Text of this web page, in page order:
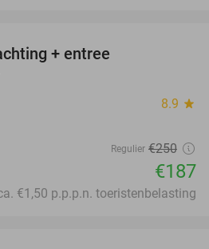
+ entree
8.9 star
Regulier €250
€187
€1,50 p.p.p.n. toeristenbelasting